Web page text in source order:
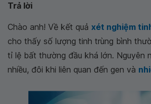
Trả lời
Chào anh! Về kết quả xét nghiệm
cho thấy số lượng tinh trùng bình
tỉ lệ bất thường đầu khá lớn. Nguyên
nhiều, đôi khi liên quan đến gen và